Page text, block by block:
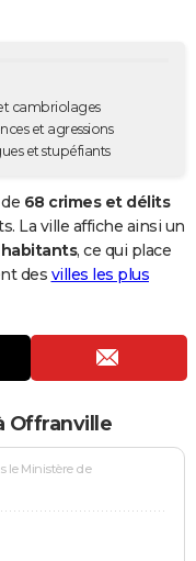
cambriolages
et agressions
et stupéfiants
68 crimes et délits
La ville affiche ainsi un
, ce qui place
des villes les plus
Offranville
le Ministère de